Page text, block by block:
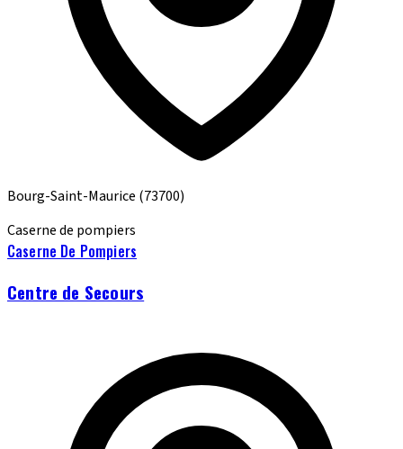
Bourg-Saint-Maurice (73700)
Caserne de pompiers
Caserne De Pompiers
Centre de Secours